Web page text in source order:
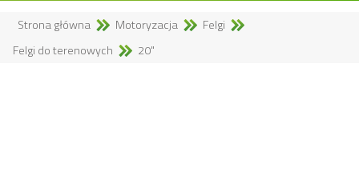
Strona główna Motoryzacja
Felgi
Felgi do terenowych
20"